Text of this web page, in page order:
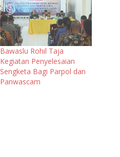
Bawaslu Rohil Taja
Kegiatan Penyelesaian
Sengketa Bagi Parpol dan
Panwascam